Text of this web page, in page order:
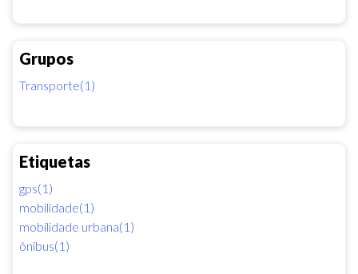
Grupos
Transporte(1)
Etiquetas
gps(1)
mobilidade(1)
mobilidade urbana(1)
ônibus(1)